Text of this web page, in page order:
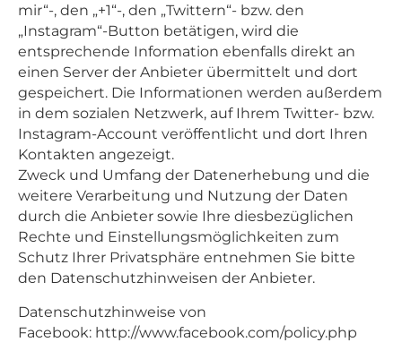
mir“-, den „+1“-, den „Twittern“- bzw. den
„Instagram“-Button betätigen, wird die
entsprechende Information ebenfalls direkt an
einen Server der Anbieter übermittelt und dort
gespeichert. Die Informationen werden außerdem
in dem sozialen Netzwerk, auf Ihrem Twitter- bzw.
Instagram-Account veröffentlicht und dort Ihren
Kontakten angezeigt.
Zweck und Umfang der Datenerhebung und die
weitere Verarbeitung und Nutzung der Daten
durch die Anbieter sowie Ihre diesbezüglichen
Rechte und Einstellungsmöglichkeiten zum
Schutz Ihrer Privatsphäre entnehmen Sie bitte
den Datenschutzhinweisen der Anbieter.
Datenschutzhinweise von
Facebook: http://www.facebook.com/policy.php